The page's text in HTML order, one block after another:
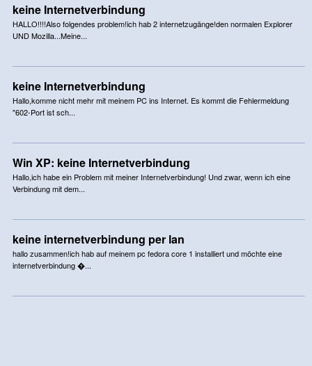
keine Internetverbindung
HALLO!!!!Also folgendes problem!ich hab 2 internetzugänge!den normalen Explorer
UND Mozilla...Meine...
keine Internetverbindung
Hallo,komme nicht mehr mit meinem PC ins Internet. Es kommt die Fehlermeldung
"602-Port ist sch...
Win XP: keine Internetverbindung
Hallo,ich habe ein Problem mit meiner Internetverbindung! Und zwar, wenn ich eine
Verbindung mit dem...
keine internetverbindung per lan
hallo zusammen!ich hab auf meinem pc fedora core 1 installiert und möchte eine
internetverbindung �...